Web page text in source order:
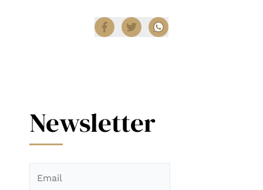
Newsletter